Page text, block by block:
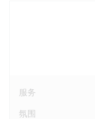
服务
氛围